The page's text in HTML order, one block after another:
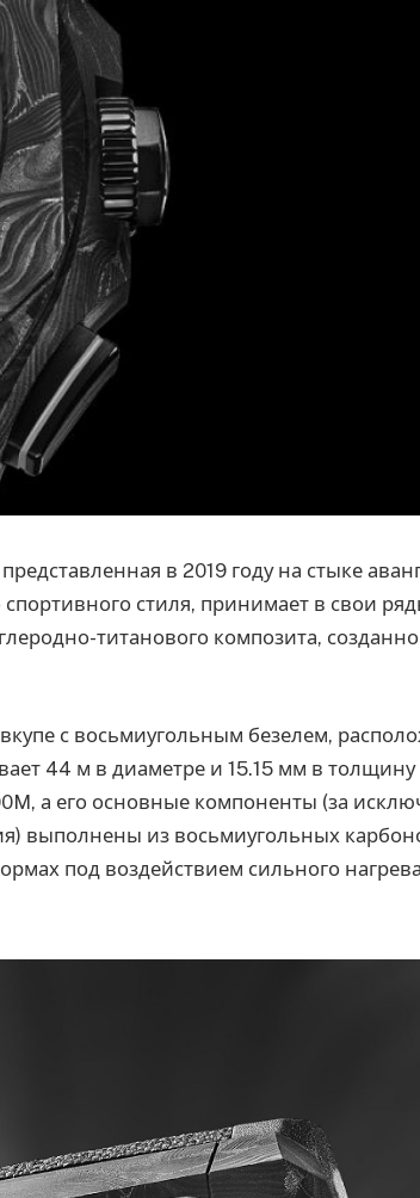
в 2019 году на стыке
стиля, принимает в свои
титанового композита,
с восьмиугольным безелем,
44 м в диаметре и 15.15 мм в толщину
а его основные компоненты (за
выполнены из восьмиугольных
под воздействием сильного